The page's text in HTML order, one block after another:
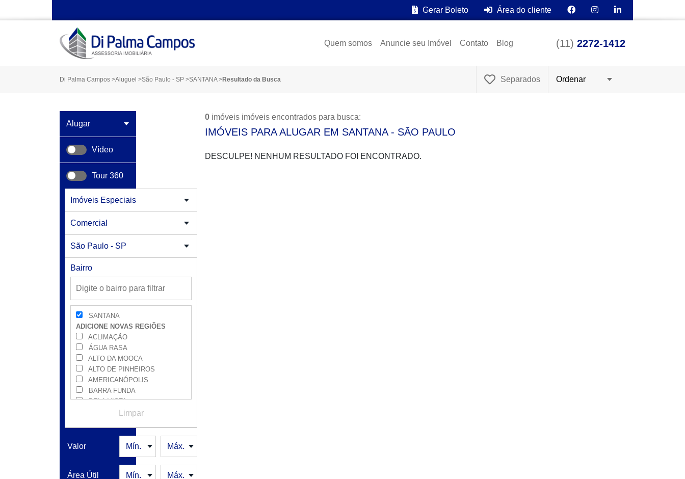
Gerar Boleto Área do cliente
Quem somos Anuncie seu Imóvel Contato Blog (11) 2272-1412
Di Palma Campos >Aluguel >São Paulo - SP >SANTANA>Resultado da Busca Separados
Vídeo
Tour 360
Bairro
SANTANA
ADICIONE NOVAS REGIÕES
ACLIMAÇÃO
ÁGUA RASA
ALTO DA MOOCA
ALTO DE PINHEIROS
AMERICANÓPOLIS
BARRA FUNDA
BELA VISTA
CAMPO BELO
CASA VERDE
CENTRO
Limpar
Valor
Área Útil
0 imóveis imóveis encontrados para busca:
IMÓVEIS PARA ALUGAR EM SANTANA - SÃO PAULO
DESCULPE! NENHUM RESULTADO FOI ENCONTRADO.